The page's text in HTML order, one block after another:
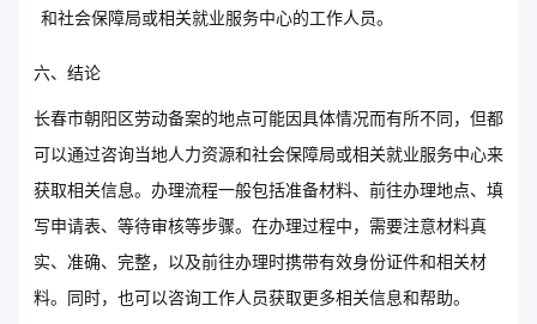
和社会保障局或相关就业服务中心的工作人员。
六、结论
长春市朝阳区劳动备案的地点可能因具体情况而有所不同，但都
可以通过咨询当地人力资源和社会保障局或相关就业服务中心来
获取相关信息。办理流程一般包括准备材料、前往办理地点、填
写申请表、等待审核等步骤。在办理过程中，需要注意材料真
实、准确、完整，以及前往办理时携带有效身份证件和相关材
料。同时，也可以咨询工作人员获取更多相关信息和帮助。